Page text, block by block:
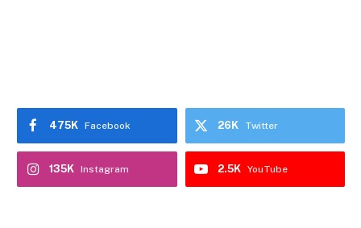
Facebook
475K Twitter
26K
Instagram
135K YouTube
2.5K